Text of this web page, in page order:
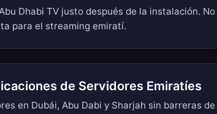
Dhabi TV justo después de la instalación. No
para el streaming emiratí.
de Servidores Emiratíes
en Dubái, Abu Dabi y Sharjah sin barreras de